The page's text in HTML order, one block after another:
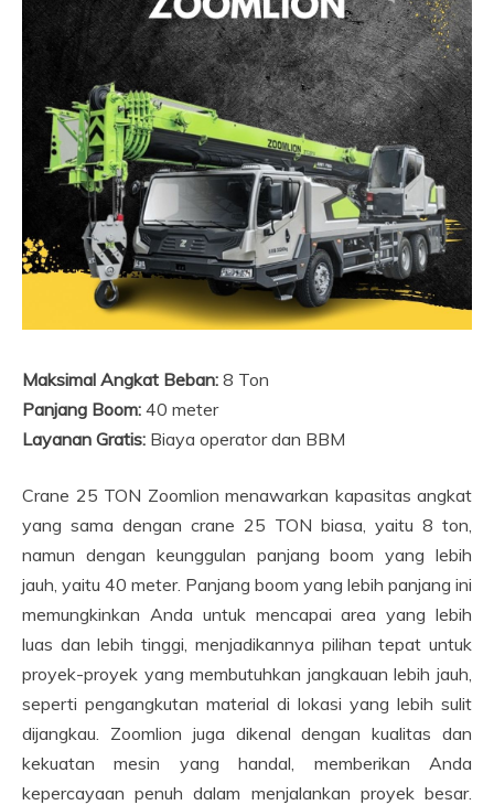
Maksimal Angkat Beban: 8 Ton
Panjang Boom: 40 meter
Layanan Gratis: Biaya operator dan BBM
Crane 25 TON Zoomlion menawarkan kapasitas angkat
yang sama dengan crane 25 TON biasa, yaitu 8 ton,
namun dengan keunggulan panjang boom yang lebih
jauh, yaitu 40 meter. Panjang boom yang lebih panjang ini
memungkinkan Anda untuk mencapai area yang lebih
luas dan lebih tinggi, menjadikannya pilihan tepat untuk
proyek-proyek yang membutuhkan jangkauan lebih jauh,
seperti pengangkutan material di lokasi yang lebih sulit
dijangkau. Zoomlion juga dikenal dengan kualitas dan
kekuatan mesin yang handal, memberikan Anda
kepercayaan penuh dalam menjalankan proyek besar.